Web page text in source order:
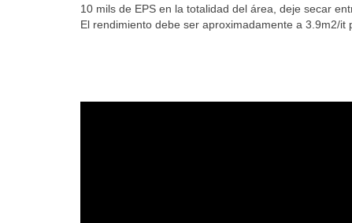
10 mils de EPS en la totalidad del área, deje secar
El rendimiento debe ser aproximadamente a 3.9m2/it